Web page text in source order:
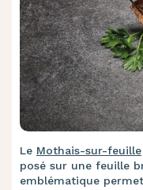
Le Mothais-sur-feuille
posé sur une feuille
emblématique